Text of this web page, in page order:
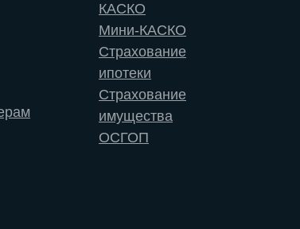
КАСКО
Мини-КАСКО
Страхование
ипотеки
Страхование
имущества
ОСГОП